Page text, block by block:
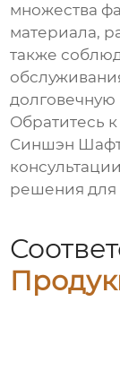
множества
материала,
также
долговечную
Обратитесь
Синшэн Шафт
решения для